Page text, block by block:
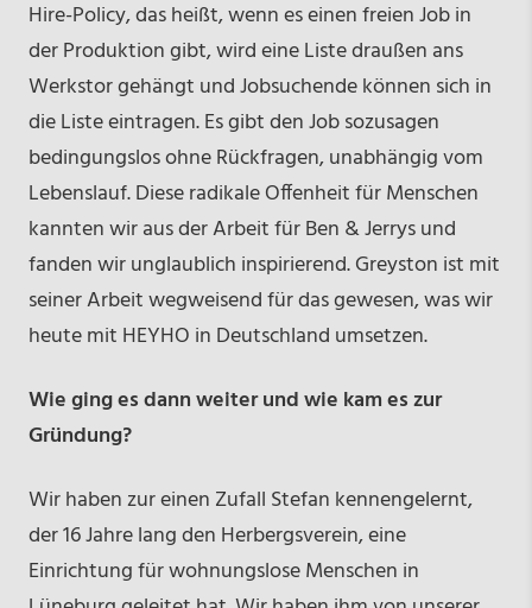
Hire-Policy, das heißt, wenn es einen freien Job in
der Produktion gibt, wird eine Liste draußen ans
Werkstor gehängt und Jobsuchende können sich in
die Liste eintragen. Es gibt den Job sozusagen
bedingungslos ohne Rückfragen, unabhängig vom
Lebenslauf. Diese radikale Offenheit für Menschen
kannten wir aus der Arbeit für Ben & Jerrys und
fanden wir unglaublich inspirierend. Greyston ist mit
seiner Arbeit wegweisend für das gewesen, was wir
heute mit HEYHO in Deutschland umsetzen.
Wie ging es dann weiter und wie kam es zur
Gründung?
Wir haben zur einen Zufall Stefan kennengelernt,
der 16 Jahre lang den Herbergsverein, eine
Einrichtung für wohnungslose Menschen in